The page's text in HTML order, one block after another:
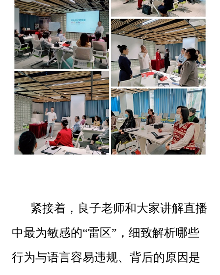
紧接着，良子老师和大家讲解直播
中最为敏感的“雷区”，细致解析哪些
行为与语言容易违规、背后的原因是